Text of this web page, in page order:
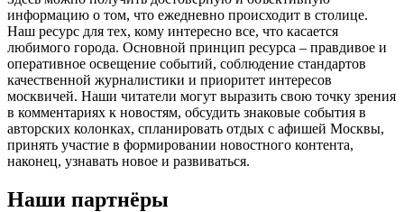
информацию о том, что ежедневно происходит в столице.
Наш ресурс для тех, кому интересно все, что касается
любимого города. Основной принцип ресурса – правдивое и
оперативное освещение событий, соблюдение стандартов
качественной журналистики и приоритет интересов
москвичей. Наши читатели могут выразить свою точку зрения
в комментариях к новостям, обсудить знаковые события в
авторских колонках, спланировать отдых с афишей Москвы,
принять участие в формировании новостного контента,
наконец, узнавать новое и развиваться.
Наши партнёры